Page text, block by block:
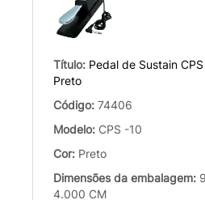
Título: Pedal de Sustain
Preto
Código: 74406
Modelo: CPS -10
Cor: Preto
Dimensões da embalagem:
4.000 CM